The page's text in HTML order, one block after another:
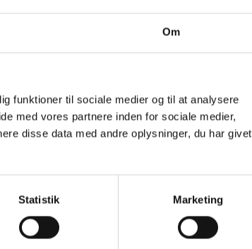
Om
funktioner til sociale medier og til at analysere
med vores partnere inden for sociale medier,
disse data med andre oplysninger, du har givet
Statistik Marketing